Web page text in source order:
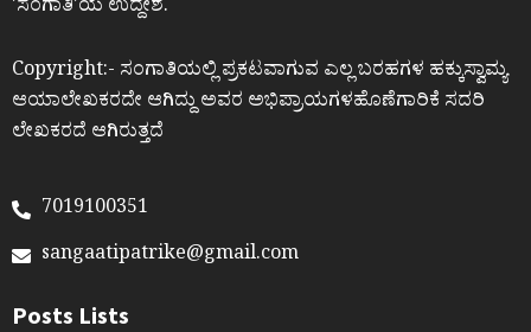
ʼಸಂಗಾತಿʼಯ ಉದ್ದೇಶ.
Copyright:- ಸಂಗಾತಿಯಲ್ಲಿ ಪ್ರಕಟವಾಗುವ ಎಲ್ಲ ಬರಹಗಳ ಹಕ್ಕುಸ್ವಾಮ್ಯ
ಆಯಾಲೇಖಕರದೇ ಆಗಿದ್ದು ಅವರ ಅಭಿಪ್ರಾಯಗಳಹೊಣೆಗಾರಿಕೆ ಸದರಿ
ಲೇಖಕರದೆ ಆಗಿರುತ್ತದೆ
7019100351
sangaatipatrike@gmail.com
Posts Lists